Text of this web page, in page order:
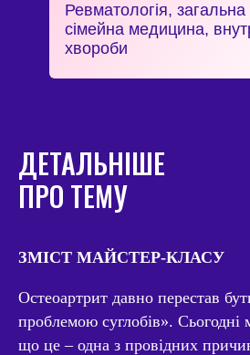
Ревматологія,
сімейна медицина,
хвороби
ДЕТАЛЬНІШЕ
ПРО ТЕМУ
ЗМІСТ МАЙСТЕР-КЛАСУ
Остеоартрит давно перестав
проблемою суглобів».
що це – одна з провідних